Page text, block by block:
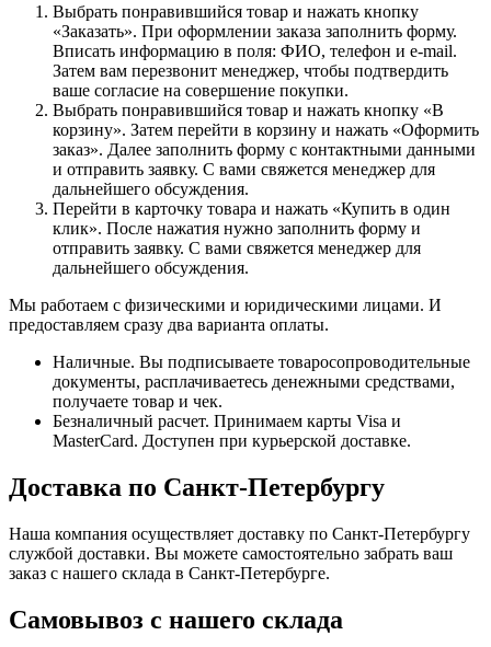
Выбрать понравившийся товар и нажать кнопку
«Заказать». При оформлении заказа заполнить форму.
Вписать информацию в поля: ФИО, телефон и e-mail.
Затем вам перезвонит менеджер, чтобы подтвердить
ваше согласие на совершение покупки.
Выбрать понравившийся товар и нажать кнопку «В
корзину». Затем перейти в корзину и нажать «Оформить
заказ». Далее заполнить форму с контактными данными
и отправить заявку. С вами свяжется менеджер для
дальнейшего обсуждения.
Перейти в карточку товара и нажать «Купить в один
клик». После нажатия нужно заполнить форму и
отправить заявку. С вами свяжется менеджер для
дальнейшего обсуждения.
Мы работаем с физическими и юридическими лицами. И
предоставляем сразу два варианта оплаты.
Наличные. Вы подписываете товаросопроводительные
документы, расплачиваетесь денежными средствами,
получаете товар и чек.
Безналичный расчет. Принимаем карты Visa и
MasterCard. Доступен при курьерской доставке.
Доставка по Санкт-Петербургу
Наша компания осуществляет доставку по Санкт-Петербургу
службой доставки. Вы можете самостоятельно забрать ваш
заказ с нашего склада в Санкт-Петербурге.
Самовывоз с нашего склада